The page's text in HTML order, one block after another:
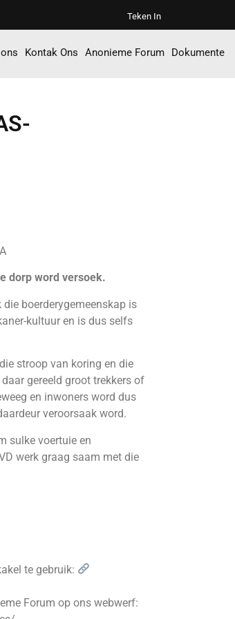
Teken In
Kontak Ons Anonieme Forum Dokumente
dorp word versoek.
boerderygemeenskap is
kultuur en is dus selfs
stroop van koring en die
gereeld groot trekkers of
en inwoners word dus
veroorsaak word.
sulke voertuie en
werk graag saam met die
te gebruik:
Forum op ons webwerf: